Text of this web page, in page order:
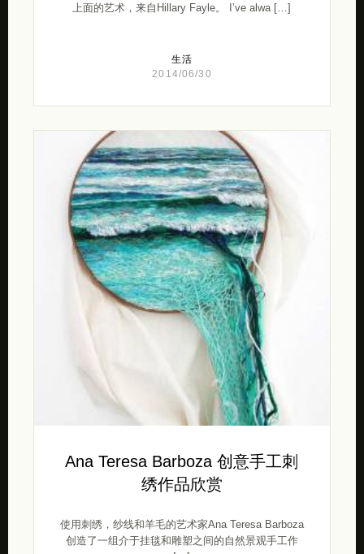
上面的艺术，来自Hillary Fayle。 I’ve alwa […]
生活
2014/06/30
Ana Teresa Barboza 创意手工刺
绣作品欣赏
使用刺绣，纱线和羊毛的艺术家Ana Teresa Barboza
创造了一组介于挂毯和雕塑之间的自然景观手工作